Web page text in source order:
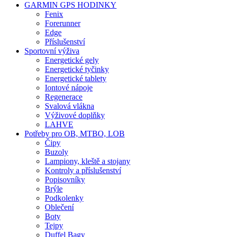
GARMIN GPS HODINKY
Fenix
Forerunner
Edge
Příslušenství
Sportovní výživa
Energetické gely
Energetické tyčinky
Energetické tablety
Iontové nápoje
Regenerace
Svalová vlákna
Výživové doplňky
LAHVE
Potřeby pro OB, MTBO, LOB
Čipy
Buzoly
Lampiony, kleště a stojany
Kontroly a příslušenství
Popisovníky
Brýle
Podkolenky
Oblečení
Boty
Tejpy
Duffel Bagy